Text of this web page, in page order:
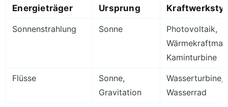
Energieträger Ursprung
Sonnenstrahlung Sonne
Photovoltaik,
Kaminturbine
Flüsse
Sonne,
Gravitation
Wasserturbine,
Wasserrad